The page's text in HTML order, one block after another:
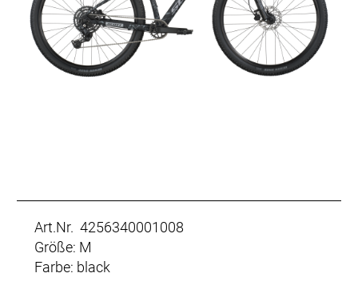
Art.Nr. 4256340001008
Größe: M
Farbe: black